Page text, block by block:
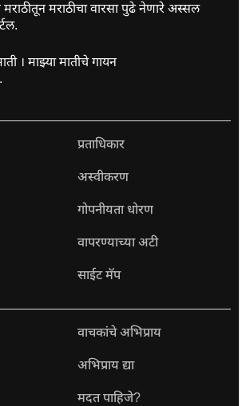
मराठीचा वारसा पुढे नेणारे अस्सल
। माझ्या मातीचे गायन
प्रताधिकार
अस्वीकरण
गोपनीयता धोरण
वापरण्याच्या अटी
साईट मॅप
वाचकांचे अभिप्राय
अभिप्राय द्या
मदत पाहिजे?